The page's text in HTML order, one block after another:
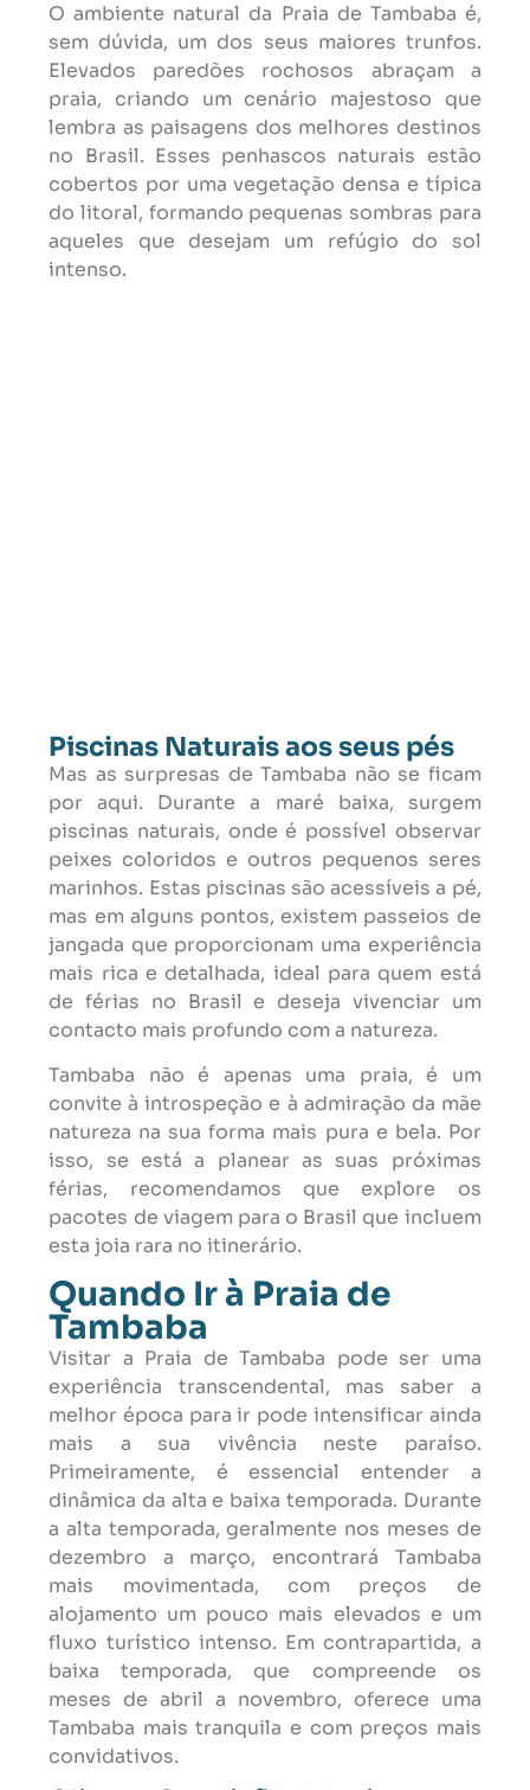
O ambiente natural da Praia de Tambaba é,
sem dúvida, um dos seus maiores trunfos.
Elevados paredões rochosos abraçam a
praia, criando um cenário majestoso que
lembra as paisagens dos melhores destinos
no Brasil. Esses penhascos naturais estão
cobertos por uma vegetação densa e típica
do litoral, formando pequenas sombras para
aqueles que desejam um refúgio do sol
intenso.
Piscinas Naturais aos seus pés
Mas as surpresas de Tambaba não se ficam
por aqui. Durante a maré baixa, surgem
piscinas naturais, onde é possível observar
peixes coloridos e outros pequenos seres
marinhos. Estas piscinas são acessíveis a pé,
mas em alguns pontos, existem passeios de
jangada que proporcionam uma experiência
mais rica e detalhada, ideal para quem está
de férias no Brasil e deseja vivenciar um
contacto mais profundo com a natureza.
Tambaba não é apenas uma praia, é um
convite à introspeção e à admiração da mãe
natureza na sua forma mais pura e bela. Por
isso, se está a planear as suas próximas
férias, recomendamos que explore os
pacotes de viagem para o Brasil que incluem
esta joia rara no itinerário.
Quando Ir à Praia de
Tambaba
Visitar a Praia de Tambaba pode ser uma
experiência transcendental, mas saber a
melhor época para ir pode intensificar ainda
mais a sua vivência neste paraíso.
Primeiramente, é essencial entender a
dinâmica da alta e baixa temporada. Durante
a alta temporada, geralmente nos meses de
dezembro a março, encontrará Tambaba
mais movimentada, com preços de
alojamento um pouco mais elevados e um
fluxo turístico intenso. Em contrapartida, a
baixa temporada, que compreende os
meses de abril a novembro, oferece uma
Tambaba mais tranquila e com preços mais
convidativos.